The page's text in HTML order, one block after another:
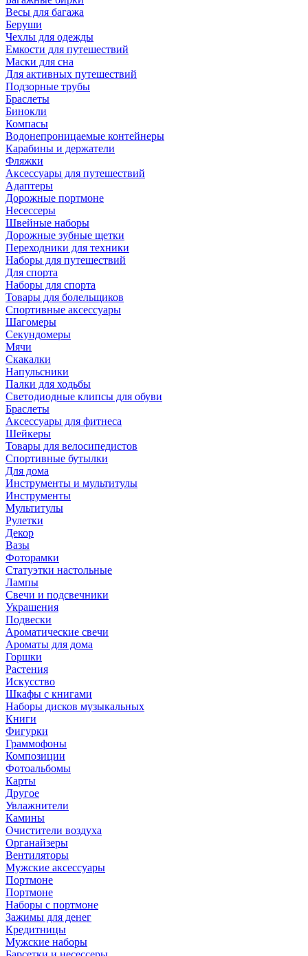
Весы для багажа
Беруши
Чехлы для одежды
Емкости для путешествий
Маски для сна
Для активных путешествий
Подзорные трубы
Браслеты
Бинокли
Компасы
Водонепроницаемые контейнеры
Карабины и держатели
Фляжки
Аксессуары для путешествий
Адаптеры
Дорожные портмоне
Несессеры
Швейные наборы
Дорожные зубные щетки
Переходники для техники
Наборы для путешествий
Для спорта
Наборы для спорта
Товары для болельщиков
Спортивные аксессуары
Шагомеры
Секундомеры
Мячи
Скакалки
Напульсники
Палки для ходьбы
Светодиодные клипсы для обуви
Браслеты
Аксессуары для фитнеса
Шейкеры
Товары для велосипедистов
Спортивные бутылки
Для дома
Инструменты и мультитулы
Инструменты
Мультитулы
Рулетки
Декор
Вазы
Фоторамки
Статуэтки настольные
Лампы
Свечи и подсвечники
Украшения
Подвески
Ароматические свечи
Ароматы для дома
Горшки
Растения
Искусство
Шкафы с книгами
Наборы дисков музыкальных
Книги
Фигурки
Граммофоны
Композиции
Фотоальбомы
Карты
Другое
Увлажнители
Камины
Очистители воздуха
Органайзеры
Вентиляторы
Мужские аксессуары
Портмоне
Портмоне
Наборы с портмоне
Зажимы для денег
Кредитницы
Мужские наборы